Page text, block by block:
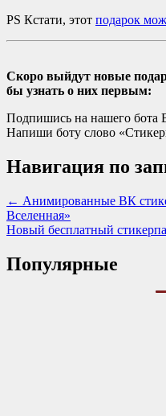
PS Кстати, этот подарок
Скоро выйдут новые
бы узнать о них первым:
Подпишись на нашего
Напиши боту слово
Навигация по
← Анимированные ВК
Вселенная»
Новый бесплатный
Популярные